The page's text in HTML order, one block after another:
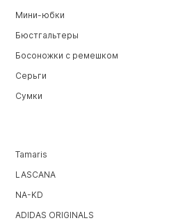
Мини-юбки
Бюстгальтеры
Босоножки с ремешком
Серьги
Сумки
Tamaris
LASCANA
NA-KD
ADIDAS ORIGINALS